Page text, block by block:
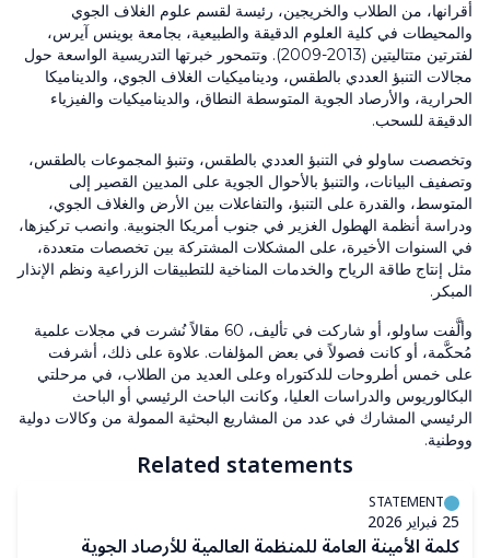
أقرانها، من الطلاب والخريجين، رئيسة لقسم علوم الغلاف الجوي
والمحيطات في كلية العلوم الدقيقة والطبيعية، بجامعة بوينس آيرس،
لفترتين متتاليتين (2013-2009). وتتمحور خبرتها التدريسية الواسعة حول
مجالات التنبؤ العددي بالطقس، وديناميكيات الغلاف الجوي، والديناميكا
الحرارية، والأرصاد الجوية المتوسطة النطاق، والديناميكيات والفيزياء
الدقيقة للسحب.
وتخصصت ساولو في التنبؤ العددي بالطقس، وتنبؤ المجموعات بالطقس،
وتصفيف البيانات، والتنبؤ بالأحوال الجوية على المديين القصير إلى
المتوسط، والقدرة على التنبؤ، والتفاعلات بين الأرض والغلاف الجوي،
ودراسة أنظمة الهطول الغزير في جنوب أمريكا الجنوبية. وانصب تركيزها،
في السنوات الأخيرة، على المشكلات المشتركة بين تخصصات متعددة،
مثل إنتاج طاقة الرياح والخدمات المناخية للتطبيقات الزراعية ونظم الإنذار
المبكر.
وألَّفت ساولو، أو شاركت في تأليف، 60 مقالاً نُشرت في مجلات علمية
مُحكَّمة، أو كانت فصولاً في بعض المؤلفات. علاوة على ذلك، أشرفت
على خمس أطروحات للدكتوراه وعلى العديد من الطلاب، في مرحلتي
البكالوريوس والدراسات العليا، وكانت الباحث الرئيسي أو الباحث
الرئيسي المشارك في عدد من المشاريع البحثية الممولة من وكالات دولية
ووطنية.
Related statements
STATEMENT
25 فبراير 2026
كلمة الأمينة العامة للمنظمة العالمية للأرصاد الجوية